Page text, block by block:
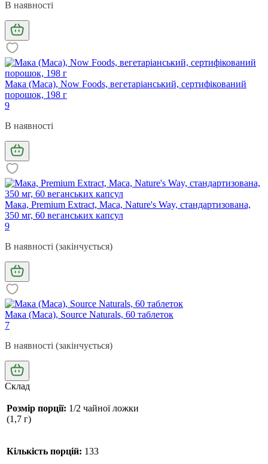
В наявності
Мака (Maca), Now Foods, вегетаріанський, сертифікований
порошок, 198 г
9
В наявності
Мака, Premium Extract, Maca, Nature's Way, стандартизована,
350 мг, 60 веганських капсул
9
В наявності (закінчується)
Мака (Maca), Source Naturals, 60 таблеток
7
В наявності (закінчується)
Склад
Розмір порції: 1/2 чайної ложки
(1,7 г)
Кількість порцій: 133